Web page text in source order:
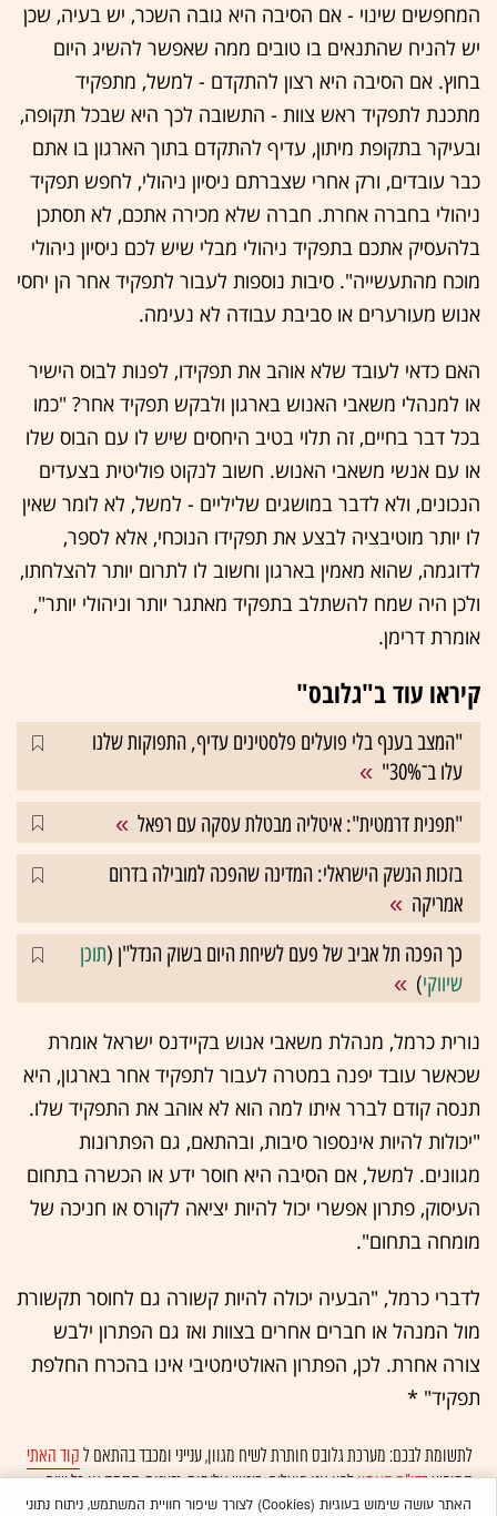
המחפשים שינוי - אם הסיבה היא גובה השכר, יש בעיה, שכן
יש להניח שהתנאים בו טובים ממה שאפשר להשיג היום
בחוץ. אם הסיבה היא רצון להתקדם - למשל, מתפקיד
מתכנת לתפקיד ראש צוות - התשובה לכך היא שבכל תקופה,
ובעיקר בתקופת מיתון, עדיף להתקדם בתוך הארגון בו אתם
כבר עובדים, ורק אחרי שצברתם ניסיון ניהולי, לחפש תפקיד
ניהולי בחברה אחרת. חברה שלא מכירה אתכם, לא תסתכן
בלהעסיק אתכם בתפקיד ניהולי מבלי שיש לכם ניסיון ניהולי
מוכח מהתעשייה". סיבות נוספות לעבור לתפקיד אחר הן יחסי
אנוש מעורערים או סביבת עבודה לא נעימה.
האם כדאי לעובד שלא אוהב את תפקידו, לפנות לבוס הישיר
או למנהלי משאבי האנוש בארגון ולבקש תפקיד אחר? "כמו
בכל דבר בחיים, זה תלוי בטיב היחסים שיש לו עם הבוס שלו
או עם אנשי משאבי האנוש. חשוב לנקוט פוליטית בצעדים
הנכונים, ולא לדבר במושגים שליליים - למשל, לא לומר שאין
לו יותר מוטיבציה לבצע את תפקידו הנוכחי, אלא לספר,
לדוגמה, שהוא מאמין בארגון וחשוב לו לתרום יותר להצלחתו,
ולכן היה שמח להשתלב בתפקיד מאתגר יותר וניהולי יותר",
אומרת דרימן.
קיראו עוד ב"גלובס"
"המצב בענף בלי פועלים פלסטינים עדיף, התפוקות שלנו
עלו ב־30%"
"תפנית דרמטית": איטליה מבטלת עסקה עם רפאל
בזכות הנשק הישראלי: המדינה שהפכה למובילה בדרום
אמריקה
כך הפכה תל אביב של פעם לשיחת היום בשוק הנדל"ן (תוכן
שיווקי)
נורית כרמל, מנהלת משאבי אנוש בקיידנס ישראל אומרת
שכאשר עובד יפנה במטרה לעבור לתפקיד אחר בארגון, היא
תנסה קודם לברר איתו למה הוא לא אוהב את התפקיד שלו.
"יכולות להיות אינספור סיבות, ובהתאם, גם הפתרונות
מגוונים. למשל, אם הסיבה היא חוסר ידע או הכשרה בתחום
העיסוק, פתרון אפשרי יכול להיות יציאה לקורס או חניכה של
מומחה בתחום".
לדברי כרמל, "הבעיה יכולה להיות קשורה גם לחוסר תקשורת
מול המנהל או חברים אחרים בצוות ואז גם הפתרון ילבש
צורה אחרת. לכן, הפתרון האולטימטיבי אינו בהכרח החלפת
תפקיד" *
לתשומת לבכם: מערכת גלובס חותרת לשיח מגוון, ענייני ומכבד בהתאם לקוד האתי
המופיעבדו"ח האמוןלפיו אנו פועלים. ביטויי אלימות, גזענות, הסתה או כל שיח
בלתי הולם אחר מסוננים בצורהאוטומטיתולא יפורסמו באתר.
האתר עושה שימוש בעוגיות (Cookies) לצורך שיפור חוויית המשתמש, ניתוח נתוני